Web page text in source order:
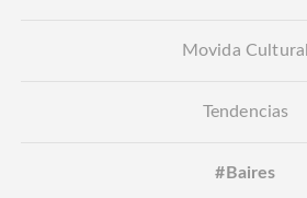
Movida Cultural
Tendencias
#Baires